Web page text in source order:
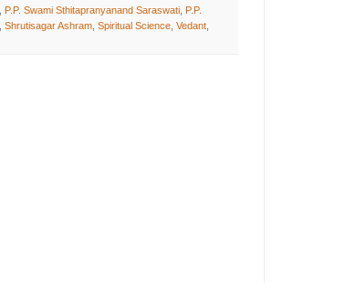
P.P. Swami Sthitapranyanand Saraswati P.P.
Shrutisagar Ashram Spiritual Science Vedant